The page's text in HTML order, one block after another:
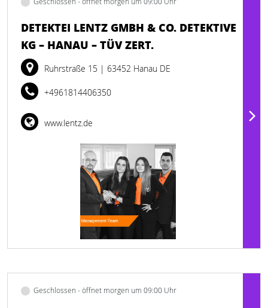
DETEKTEI LENTZ GMBH & CO. DETEKTIVE
KG – HANAU – TÜV ZERT.
Ruhrstraße 15 | 63452 Hanau DE
+4961814406350
www.lentz.de
Geschlossen - öffnet morgen um 09:00 Uhr